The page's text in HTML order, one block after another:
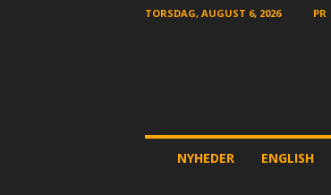
TORSDAG, AUGUST 6, 2026 PR
NYHEDER ENGLISH